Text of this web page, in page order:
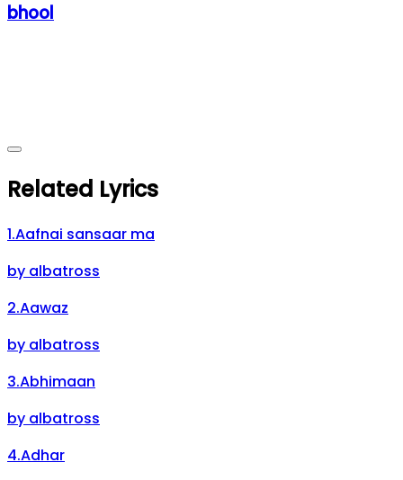
bhool
Related Lyrics
1.Aafnai sansaar ma
by albatross
2.Aawaz
by albatross
3.Abhimaan
by albatross
4.Adhar